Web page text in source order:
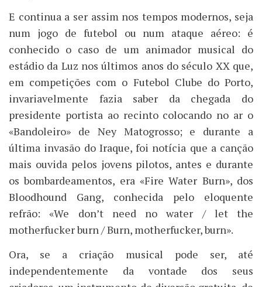
E continua a ser assim nos tempos modernos, seja
num jogo de futebol ou num ataque aéreo: é
conhecido o caso de um animador musical do
estádio da Luz nos últimos anos do século XX que,
em competições com o Futebol Clube do Porto,
invariavelmente fazia saber da chegada do
presidente portista ao recinto colocando no ar o
«Bandoleiro» de Ney Matogrosso; e durante a
última invasão do Iraque, foi notícia que a canção
mais ouvida pelos jovens pilotos, antes e durante
os bombardeamentos, era «Fire Water Burn», dos
Bloodhound Gang, conhecida pelo eloquente
refrão: «We don’t need no water / let the
motherfucker burn / Burn, motherfucker, burn».
Ora, se a criação musical pode ser, até
independentemente da vontade dos seus